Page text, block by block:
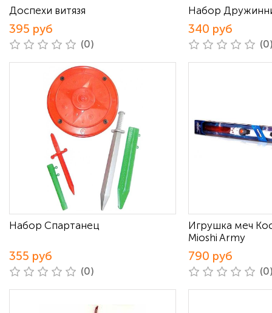
Доспехи витязя
395 руб
(0)
Набор
340 руб
Набор Спартанец
355 руб
(0)
Игрушка меч
Mioshi Army
790 руб